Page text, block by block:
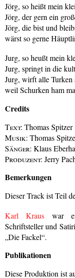
Jörg, so heißt mein
Jörg, der gern ein
Jörg, die bist und
wärst so gerne
Jurg, so heußt mein
Jurg, springt in die
Jurg, wirft alle Turken
weil Schurken ham
Credits
Text: Thomas Spitzer
Musik: Thomas
Sänger: Klaus
Produzent: Jerry
Bemerkungen
Dieser Track ist Teil
Karl Kraus war
Schriftsteller und
„Die Fackel“.
Publikationen
Diese Produktion ist